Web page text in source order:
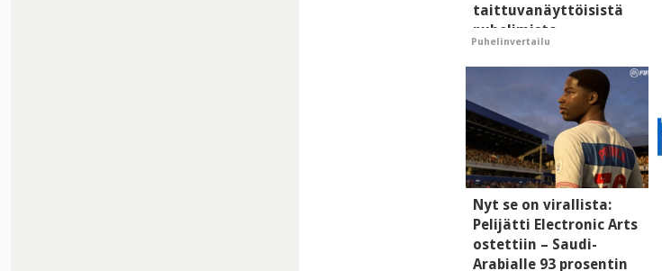
taittuvanäyttöisistä
puhelimista
supersuosittuja
Puhelinvertailu
Nyt se on virallista:
Pelijätti Electronic Arts
ostettiin – Saudi-
Arabialle 93 prosentin